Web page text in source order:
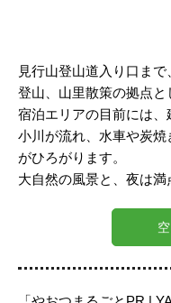
見行山登山道入り口まで
登山、山里散策の拠点と
宿泊エリアの目前には、
小川が流れ、水車や炭
がひろがります。
大自然の風景と、夜は満